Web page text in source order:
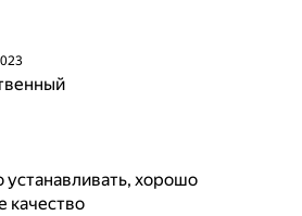
устанавливать, хорошо
качество